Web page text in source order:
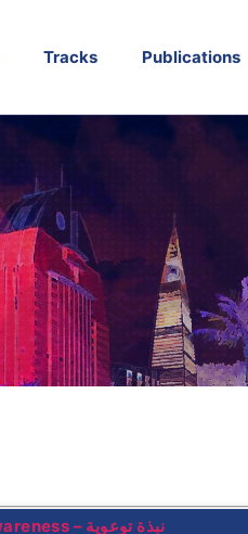
Tracks Publications
Patient Awareness – نبذة توعوية